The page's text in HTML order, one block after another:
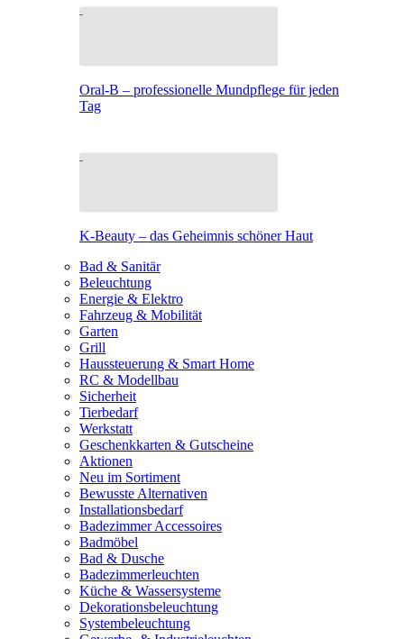
Oral-B – professionelle Mundpflege für jeden
Tag
K-Beauty – das Geheimnis schöner Haut
Bad & Sanitär
Beleuchtung
Energie & Elektro
Fahrzeug & Mobilität
Garten
Grill
Haussteuerung & Smart Home
RC & Modellbau
Sicherheit
Tierbedarf
Werkstatt
Geschenkkarten & Gutscheine
Aktionen
Neu im Sortiment
Bewusste Alternativen
Installationsbedarf
Badezimmer Accessoires
Badmöbel
Bad & Dusche
Badezimmerleuchten
Küche & Wassersysteme
Dekorationsbeleuchtung
Systembeleuchtung